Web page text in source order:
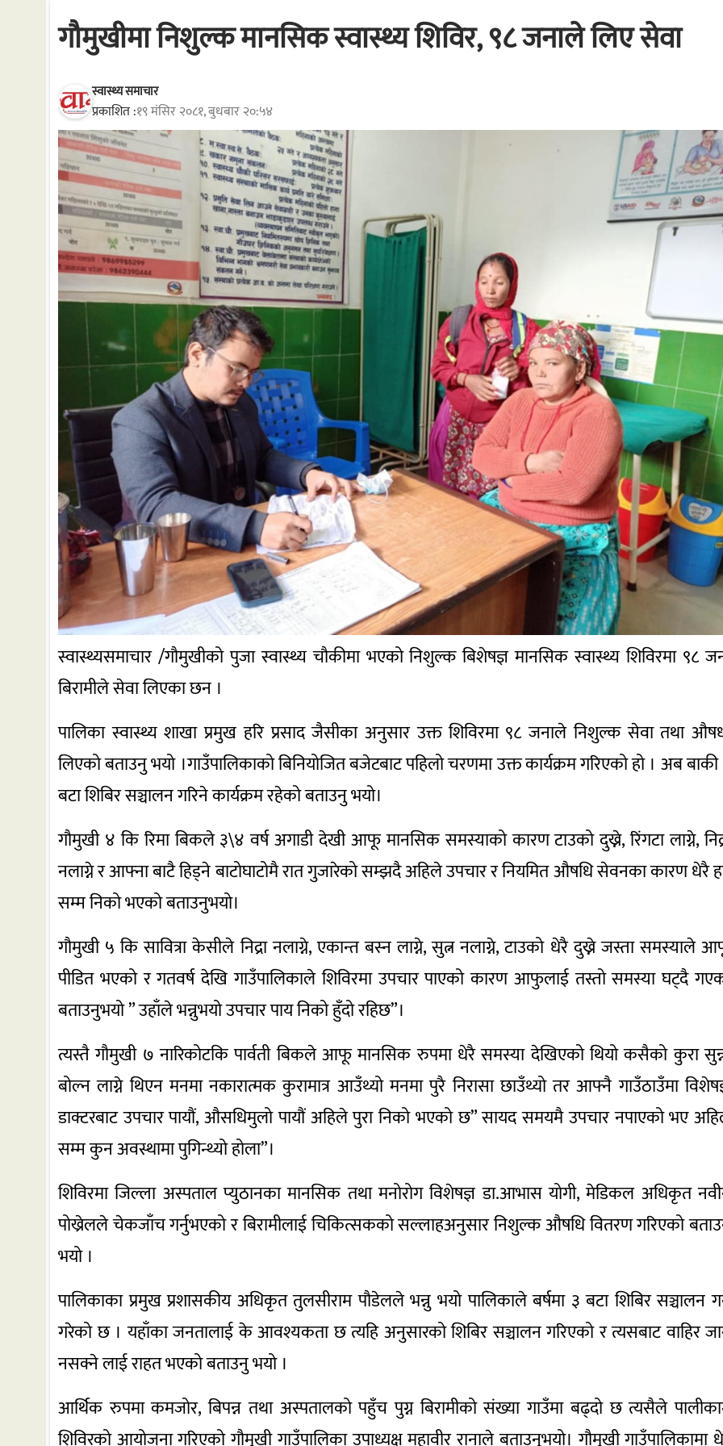
गौमुखीमा निशुल्क मानसिक स्वास्थ्य शिविर, ९८ जनाले लिए सेवा
स्वास्थ्य समाचार
प्रकाशित :१९ मंसिर २०८१, बुधबार २०:५४
स्वास्थ्यसमाचार /गौमुखीको पुजा स्वास्थ्य चौकीमा भएको निशुल्क बिशेषज्ञ मानसिक स्वास्थ्य शिविरमा ९८
बिरामीले सेवा लिएका छन ।
पालिका स्वास्थ्य शाखा प्रमुख हरि प्रसाद जैसीका अनुसार उक्त शिविरमा ९८ जनाले निशुल्क सेवा तथा
लिएको बताउनु भयो ।गाउँपालिकाको बिनियोजित बजेटबाट पहिलो चरणमा उक्त कार्यक्रम गरिएको हो । अब
बटा शिबिर सञ्चालन गरिने कार्यक्रम रहेको बताउनु भयो।
गौमुखी ४ कि रिमा बिकले ३\४ वर्ष अगाडी देखी आफू मानसिक समस्याको कारण टाउको दुख्ने, रिंगटा लाग्ने,
नलाग्ने र आफ्ना बाटै हिड्ने बाटोघाटोमै रात गुजारेको सम्झदै अहिले उपचार र नियमित औषधि सेवनका कारण धेरै
सम्म निको भएको बताउनुभयो।
गौमुखी ५ कि सावित्रा केसीले निद्रा नलाग्ने, एकान्त बस्न लाग्ने, सुत्न नलाग्ने, टाउको धेरै दुख्ने जस्ता समस्याले
पीडित भएको र गतवर्ष देखि गाउँपालिकाले शिविरमा उपचार पाएको कारण आफुलाई तस्तो समस्या घट्दै
बताउनुभयो ” उहाँले भन्नुभयो उपचार पाय निको हुँदो रहिछ”।
त्यस्तै गौमुखी ७ नारिकोटकि पार्वती बिकले आफू मानसिक रुपमा धेरै समस्या देखिएको थियो कसैको कुरा
बोल्न लाग्ने थिएन मनमा नकारात्मक कुरामात्र आउँथ्यो मनमा पुरै निरासा छाउँथ्यो तर आफ्नै गाउँठाउँमा
डाक्टरबाट उपचार पायौं, औसधिमुलो पायौं अहिले पुरा निको भएको छ” सायद समयमै उपचार नपाएको भए
सम्म कुन अवस्थामा पुगिन्थ्यो होला”।
शिविरमा जिल्ला अस्पताल प्युठानका मानसिक तथा मनोरोग विशेषज्ञ डा.आभास योगी, मेडिकल अधिकृत
पोख्रेलले चेकजाँच गर्नुभएको र बिरामीलाई चिकित्सकको सल्लाहअनुसार निशुल्क औषधि वितरण गरिएको
भयो ।
पालिकाका प्रमुख प्रशासकीय अधिकृत तुलसीराम पौडेलले भन्नु भयो पालिकाले बर्षमा ३ बटा शिबिर सञ्चालन
गरेको छ । यहाँका जनतालाई के आवश्यकता छ त्यहि अनुसारको शिबिर सञ्चालन गरिएको र त्यसबाट वाहिर
नसक्ने लाई राहत भएको बताउनु भयो ।
आर्थिक रुपमा कमजोर, बिपन्न तथा अस्पतालको पहुँच पुग्न बिरामीको संख्या गाउँमा बढ्दो छ त्यसैले
शिविरको आयोजना गरिएको गौमुखी गाउँपालिका उपाध्यक्ष महावीर रानाले बताउनुभयो। गौमुखी गाउँपालिकामा